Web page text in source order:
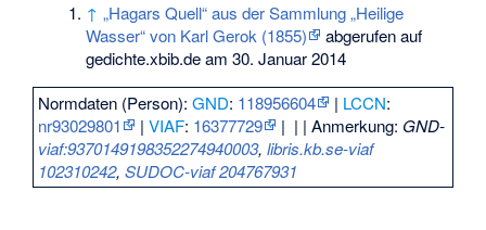
↑ „Hagars Quell“ aus der Sammlung „Heilige
Wasser“ von Karl Gerok (1855)
abgerufen auf
gedichte.xbib.de am 30. Januar 2014
Normdaten (Person):GND: 118956604 | LCCN:
nr93029801
|VIAF: 16377729 | | | Anmerkung: GND-
viaf:9370149198352274940003,libris.kb.se-viaf
102310242,SUDOC-viaf 204767931